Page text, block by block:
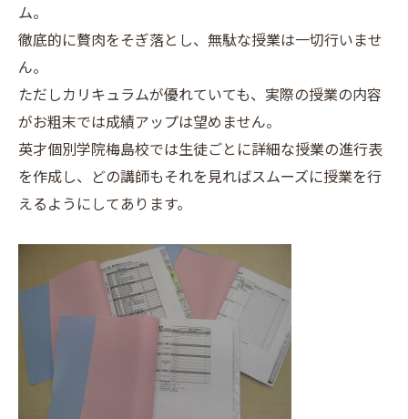
ム。
徹底的に贅肉をそぎ落とし、無駄な授業は一切行いませ
ん。
ただしカリキュラムが優れていても、実際の授業の内容
がお粗末では成績アップは望めません。
英才個別学院梅島校では生徒ごとに詳細な授業の進行表
を作成し、どの講師もそれを見ればスムーズに授業を行
えるようにしてあります。